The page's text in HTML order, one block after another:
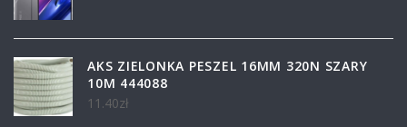
AKS ZIELONKA PESZEL 16MM 320N SZARY
10M 444088
11.40zł